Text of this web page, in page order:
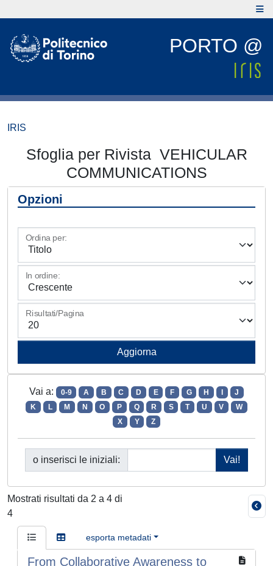
PORTO @
IRIS
Sfoglia per Rivista VEHICULAR
COMMUNICATIONS
Opzioni
Ordina per:
In ordine:
Risultati/Pagina
Vai a: 0-9 A B C D E F G H
J
K
L M N O P Q R S T U V
W
X
Y Z
o inserisci le iniziali:
Mostrati risultati da 2 a 4 di
4
esporta metadati
From Collaborative Awareness to